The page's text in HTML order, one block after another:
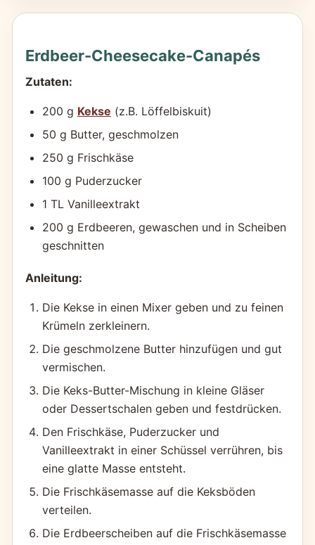
Erdbeer-Cheesecake-Canapés
Zutaten:
200 g Kekse (z.B. Löffelbiskuit)
50 g Butter, geschmolzen
250 g Frischkäse
100 g Puderzucker
1 TL Vanilleextrakt
200 g Erdbeeren, gewaschen und in Scheiben
geschnitten
Anleitung:
Die Kekse in einen Mixer geben und zu feinen
Krümeln zerkleinern.
Die geschmolzene Butter hinzufügen und gut
vermischen.
Die Keks-Butter-Mischung in kleine Gläser
oder Dessertschalen geben und festdrücken.
Den Frischkäse, Puderzucker und
Vanilleextrakt in einer Schüssel verrühren, bis
eine glatte Masse entsteht.
Die Frischkäsemasse auf die Keksböden
verteilen.
Die Erdbeerscheiben auf die Frischkäsemasse